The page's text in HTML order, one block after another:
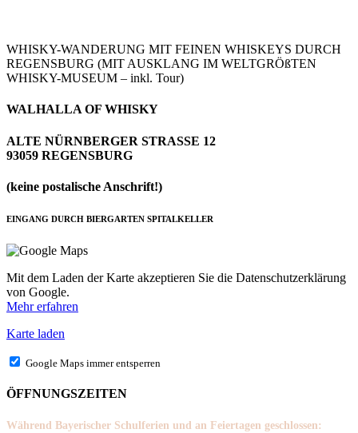
WHISKY-WANDERUNG MIT FEINEN WHISKEYS DURCH
REGENSBURG (MIT AUSKLANG IM WELTGRÖßTEN
WHISKY-MUSEUM – inkl. Tour)
WALHALLA OF WHISKY
ALTE NÜRNBERGER STRASSE 12
93059 REGENSBURG
(keine postalische Anschrift!)
EINGANG DURCH BIERGARTEN SPITALKELLER
Mit dem Laden der Karte akzeptieren Sie die Datenschutzerklärung
von Google.
Mehr erfahren
Karte laden
Google Maps immer entsperren
ÖFFNUNGSZEITEN
Während Bayerischer Schulferien und an Feiertagen geschlossen: